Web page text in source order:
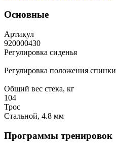
Основные
Артикул
920000430
Регулировка сиденья
Регулировка положения спинки
Общий вес стека, кг
104
Трос
Стальной, 4.8 мм
Программы тренировок